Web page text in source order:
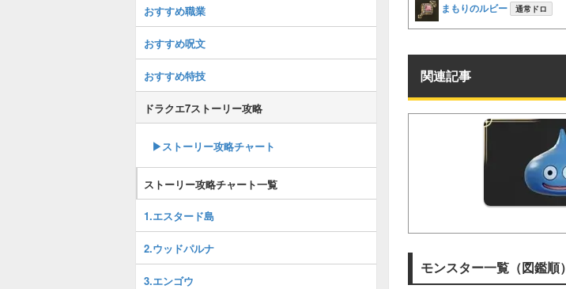
まもりのルビー 通常ドロ
関連記事
モンスター一覧（図鑑順）
おすすめ職業
おすすめ呪文
おすすめ特技
ドラクエ7ストーリー攻略
▶ストーリー攻略チャート
ストーリー攻略チャート一覧
1.エスタード島
2.ウッドパルナ
3.エンゴウ